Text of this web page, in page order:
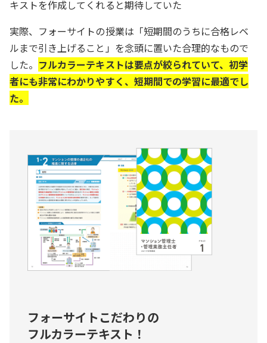
キストを作成してくれると期待していた
実際、フォーサイトの授業は「短期間のうちに合格レベ
ルまで引き上げること」を念頭に置いた合理的なもので
した。 フルカラーテキストは要点が絞られていて、初学
者にも非常にわかりやすく、短期間での学習に最適でし
た。
フォーサイトこだわりの
フルカラーテキスト！